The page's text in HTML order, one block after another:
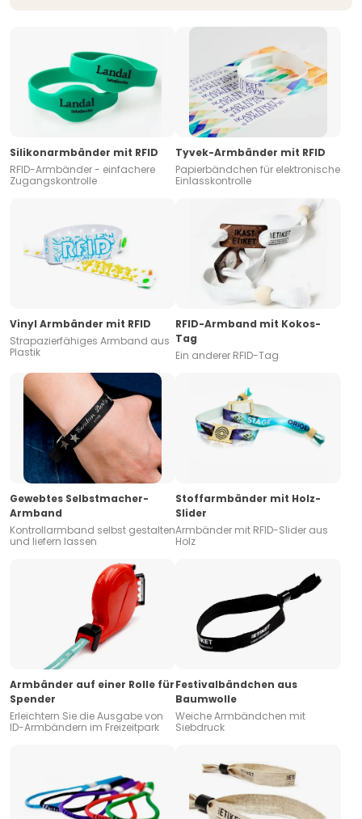
Silikonarmbänder mit RFID
RFID-Armbänder - einfachere
Zugangskontrolle
Tyvek-Armbänder mit RFID
Papierbändchen für elektronische
Einlasskontrolle
Vinyl Armbänder mit RFID
Strapazierfähiges Armband aus
Plastik
RFID-Armband mit Kokos-
Tag
Ein anderer RFID-Tag
Gewebtes Selbstmacher-
Armband
Kontrollarmband selbst gestalten
und liefern lassen
Stoffarmbänder mit Holz-
Slider
Armbänder mit RFID-Slider aus
Holz
Armbänder auf einer Rolle für
Spender
Erleichtern Sie die Ausgabe von
ID-Armbändern im Freizeitpark
Festivalbändchen aus
Baumwolle
Weiche Armbändchen mit
Siebdruck